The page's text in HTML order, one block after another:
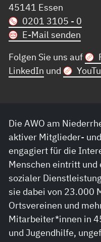
45141 Essen
0201 3105 - 0
E-Mail senden
Folgen Sie uns auf
LinkedIn und
Die AWO am
aktiver Mitglieder-
engagiert für die
Menschen eintritt
sozialer
sie dabei von 23.000
Ortsvereinen und
Mitarbeiter*innen in
und Jugendhilfe,